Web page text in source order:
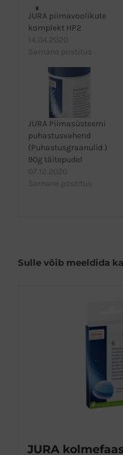
JURA piimavoolikute
komplekt HP2
14.04.2020
Sarnane postitus
JURA Piimasüsteemi
puhastusvahend
(Puhastusgraanulid )
90g täitepudel
07.12.2020
Sarnane postitus
Sulle võib meeldida